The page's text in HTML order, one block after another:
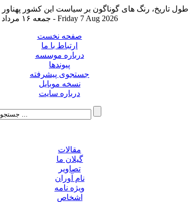
جمعه ۱۶ مرداد ۱۴۰۵ - Friday 7 Aug 2026
صفحه نخست
ارتباط با ما
درباره موسسه
پیوندها
جستجوی پیشرفته
نسخه موبایل
درباره سایت
مقالات
گیلان ما
تصاویر
نام آوران
ویژه نامه
اشخاص